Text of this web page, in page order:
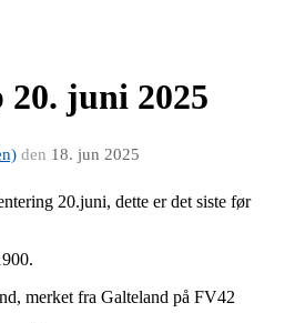
20. juni 2025
den 18. jun 2025
20.juni, dette er det siste før
merket fra Galteland på FV42